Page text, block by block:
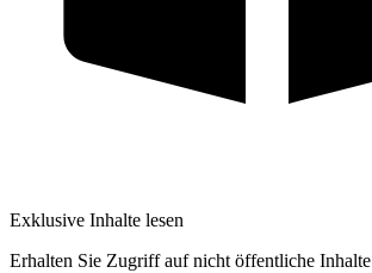
Exklusive Inhalte lesen
Erhalten Sie Zugriff auf nicht öffentliche Inhalte